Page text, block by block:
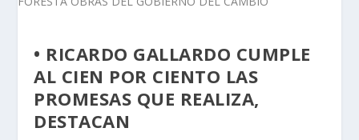
• RICARDO GALLARDO CUMPLE
AL CIEN POR CIENTO LAS
PROMESAS QUE REALIZA,
DESTACAN